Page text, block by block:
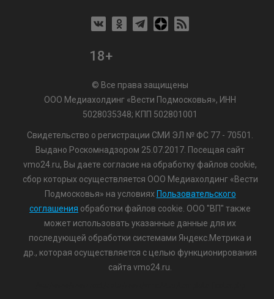
18+
© Все права защищены
ООО Медиахолдинг «Вести Подмосковья», ИНН
5028035348; КПП 502801001
Свидетельство о регистрации СМИ ЭЛ № ФС 77 - 70501.
Выдано Роскомнадзором 25.07.2017. Посещая сайт
vmo24.ru, Вы даете согласие на обработку файлов cookie,
сбор которых осуществляется ООО Медиахолдинг «Вести
Подмосковья» на условиях Пользовательского
соглашения обработки файлов cookie. ООО "ВП" также
может использовать указанные данные для их
последующей обработки системами Яндекс.Метрика и
др., которая осуществляется с целью функционирования
сайта vmo24.ru.